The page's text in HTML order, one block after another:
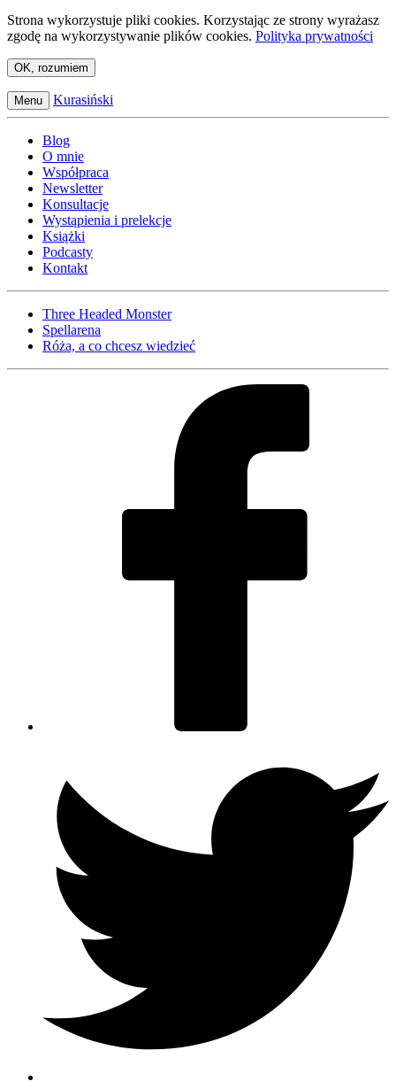
Strona wykorzystuje pliki cookies. Korzystając ze strony wyrażasz
zgodę na wykorzystywanie plików cookies. Polityka prywatności
OK, rozumiem
Menu Kurasiński
Blog
O mnie
Współpraca
Newsletter
Konsultacje
Wystąpienia i prelekcje
Książki
Podcasty
Kontakt
Three Headed Monster
Spellarena
Róża, a co chcesz wiedzieć